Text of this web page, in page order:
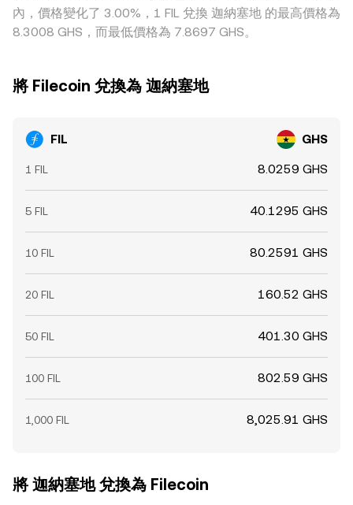
不一致。
內，價格變化了 3.00%，1 FIL 兌換 迦納塞地 的最高價格為
8.3008 GHS，而最低價格為 7.8697 GHS。
將 Filecoin 兌換為 迦納塞地
FIL GHS
1 FIL 8.0259 GHS
5 FIL 40.1295 GHS
10 FIL 80.2591 GHS
20 FIL 160.52 GHS
50 FIL 401.30 GHS
100 FIL 802.59 GHS
1,000 FIL 8,025.91 GHS
將 迦納塞地 兌換為 Filecoin